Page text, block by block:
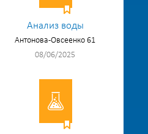
Анализ воды
Антонова-Овсеенко 61
08/06/2025